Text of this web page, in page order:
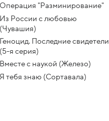
Операция "Разминирование"
Из России с любовью
(Чувашия)
Геноцид. Последние свидетели
(5-я серия)
Вместе с наукой (Железо)
Я тебя знаю (Сортавала)